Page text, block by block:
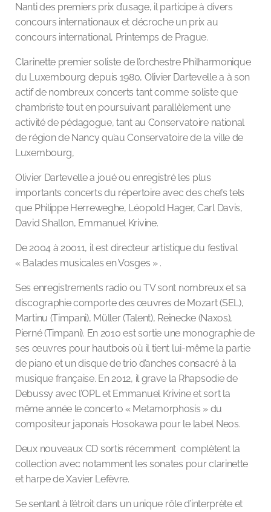
Nanti des premiers prix d’usage, il participe à divers
concours internationaux et décroche un prix au
concours international, Printemps de Prague.
Clarinette premier soliste de l’orchestre Philharmonique
du Luxembourg depuis 1980, Olivier Dartevelle a à son
actif de nombreux concerts tant comme soliste que
chambriste tout en poursuivant parallèlement une
activité de pédagogue, tant au Conservatoire national
de région de Nancy qu’au Conservatoire de la ville de
Luxembourg,
Olivier Dartevelle a joué ou enregistré les plus
importants concerts du répertoire avec des chefs tels
que Philippe Herreweghe, Léopold Hager, Carl Davis,
David Shallon, Emmanuel Krivine.
De 2004 à 20011, il est directeur artistique du festival
« Balades musicales en Vosges » .
Ses enregistrements radio ou TV sont nombreux et sa
discographie comporte des œuvres de Mozart (SEL),
Martinu (Timpani), Müller (Talent), Reinecke (Naxos),
Pierné (Timpani). En 2010 est sortie une monographie de
ses œuvres pour hautbois où il tient lui-même la partie
de piano et un disque de trio d’anches consacré à la
musique française. En 2012, il grave la Rhapsodie de
Debussy avec l’OPL et Emmanuel Krivine et sort la
même année le concerto « Metamorphosis » du
compositeur japonais Hosokawa pour le label Neos.
Deux nouveaux CD sortis récemment complètent la
collection avec notamment les sonates pour clarinette
et harpe de Xavier Lefèvre.
Se sentant à l’étroit dans un unique rôle d’interprète et